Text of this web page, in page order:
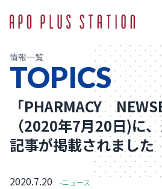
情報一覧
TOPICS
「PHARMACY
（2020年7月20日)に
記事が掲載されました
2020.7.20 -ニュース